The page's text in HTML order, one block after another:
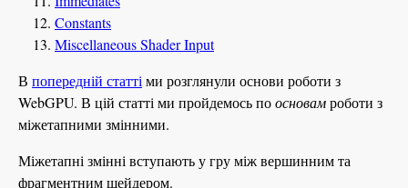
Constants
Miscellaneous Shader Input
В попередній статті ми розглянули основи роботи з
WebGPU. В цій статті ми пройдемось поосновамроботи з
міжетапними змінними.
Міжетапні змінні вступають у гру між вершинним та
фрагментним шейдером.